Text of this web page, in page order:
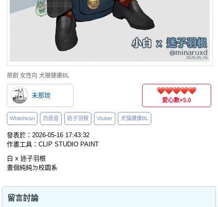
原創 女性向 犬猫健康BL
未那琉
愛心數×5.0
WhiteNoizi 白造音 迷子羽根 Vtuber 犬猫健康BL
發表於：2026-05-16 17:43:32
作畫工具：CLIP STUDIO PAINT
白 x 迷子羽根
畫個純純ㄉ校園系
留言討論